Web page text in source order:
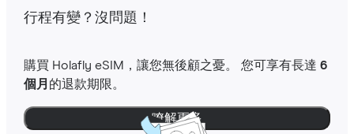
行程有變？沒問題！
購買 Holafly eSIM，讓您無後顧之憂。 您可享有長達 6
個月 的退款期限。
瞭解更多